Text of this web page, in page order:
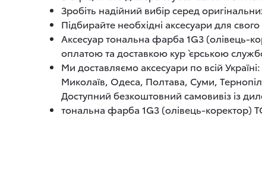
Зробіть надійний вибір серед
Підбирайте необхідні аксесуари для
Аксесуар тональна фарба 1G3 (олівець-
оплатою та доставкою кур`єрською
Ми доставляємо аксесуари по всій
Миколаїв, Одеса, Полтава, Суми,
Доступний безкоштовний самовивіз із
тональна фарба 1G3 (олівець-коректор)